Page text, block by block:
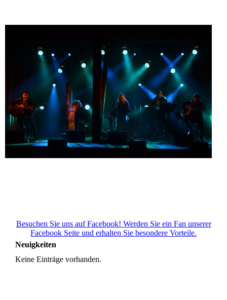
Besuchen Sie uns auf Facebook! Werden Sie ein Fan unserer
Facebook Seite und erhalten Sie besondere Vorteile.
Neuigkeiten
Keine Einträge vorhanden.